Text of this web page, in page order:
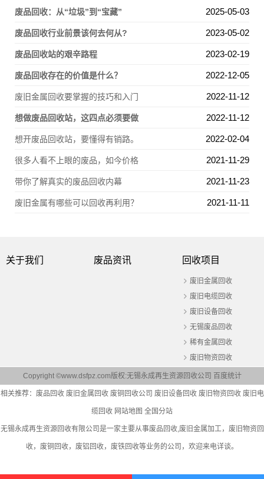
废品回收：从“垃圾”到“宝藏” 2025-05-03
废品回收行业前景该何去何从? 2023-05-02
废品回收站的艰辛路程 2023-02-19
废品回收存在的价值是什么？ 2022-12-05
废旧金属回收要掌握的技巧和入门 2022-11-12
想做废品回收站，这四点必须要做 2022-11-12
想开废品回收站，要懂得有销路。 2022-02-04
很多人看不上眼的废品，如今价格 2021-11-29
带你了解真实的废品回收内幕 2021-11-23
废旧金属有哪些可以回收再利用？ 2021-11-11
关于我们 废品资讯 回收项目
废旧金属回收
废旧电缆回收
废旧设备回收
无锡废品回收
稀有金属回收
废旧物资回收
Copyright ©www.dsfpz.com版权:无锡永成再生资源回收公司 百度统计
相关推荐： 废品回收 废旧金属回收 废铜回收公司 废旧设备回收 废旧物资回收 废旧电
缆回收 网站地图 全国分站
无锡永成再生资源回收有限公司是一家主要从事废品回收,废旧金属加工，废旧物资回
收，废铜回收，废铝回收，废铁回收等业务的公司，欢迎来电详谈。